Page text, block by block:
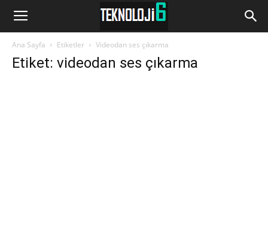
www.Teknoloji6.com
Ana Sayfa Etiketler Videodan ses çıkarma
Etiket: videodan ses çıkarma